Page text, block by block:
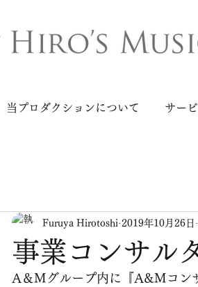
当プロダクションについて サー
事業コンサル
Furuya Hirotoshi 2019年10月26日
A＆Mグループ内に『A&Mコン